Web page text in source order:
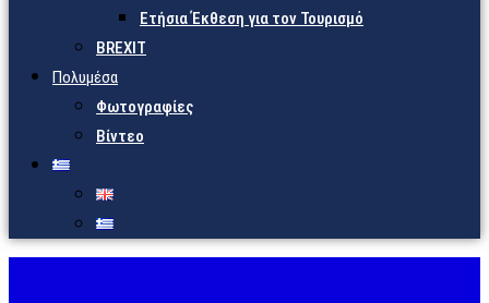
Ετήσια Έκθεση για τον Τουρισμό
BREXIT
Πολυμέσα
Φωτογραφίες
Βίντεο